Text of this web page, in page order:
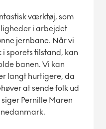
værktøj, som
i arbejdet
jernbane. Når vi
sporets tilstand, kan
banen. Vi kan
langt hurtigere, da
at sende folk ud
Pernille Maren